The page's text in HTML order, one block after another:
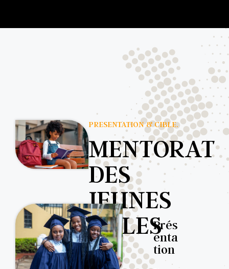
PRESENTATION & CIBLE.
MENTORAT
DES
JEUNES
FILLESPrés
enta
tion